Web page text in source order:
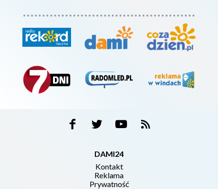
DAMI24
Kontakt
Reklama
Prywatność